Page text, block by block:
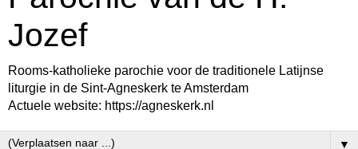
Jozef
Rooms-katholieke parochie voor de traditionele Latijnse
liturgie in de Sint-Agneskerk te Amsterdam
Actuele website: https://agneskerk.nl
▼